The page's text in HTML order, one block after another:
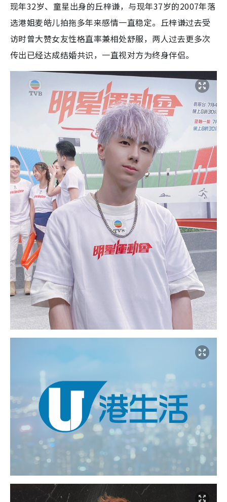
现年32岁、童星出身的丘梓谦，与现年37岁的2007年落
选港姐麦皓儿拍拖多年来感情一直稳定。丘梓谦过去受
访时曾大赞女友性格直率兼相处舒服，两人过去更多次
传出已经达成结婚共识，一直视对方为终身伴侣。